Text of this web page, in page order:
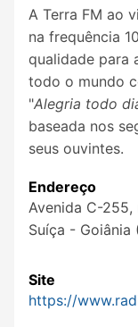
A Terra FM ao
na frequência
qualidade para
todo o mundo
"Alegria todo
baseada nos
seus ouvintes.
Endereço
Avenida C-255,
Suíça - Goiânia
Site
https://